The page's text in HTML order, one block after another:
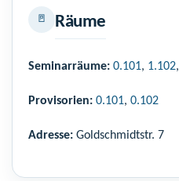
🚪 Räume
Seminarräume: 0.101, 1.102,
Provisorien: 0.101, 0.102
Adresse: Goldschmidtstr. 7